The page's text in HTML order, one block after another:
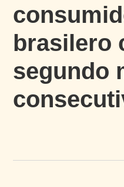
brasilero
segundo